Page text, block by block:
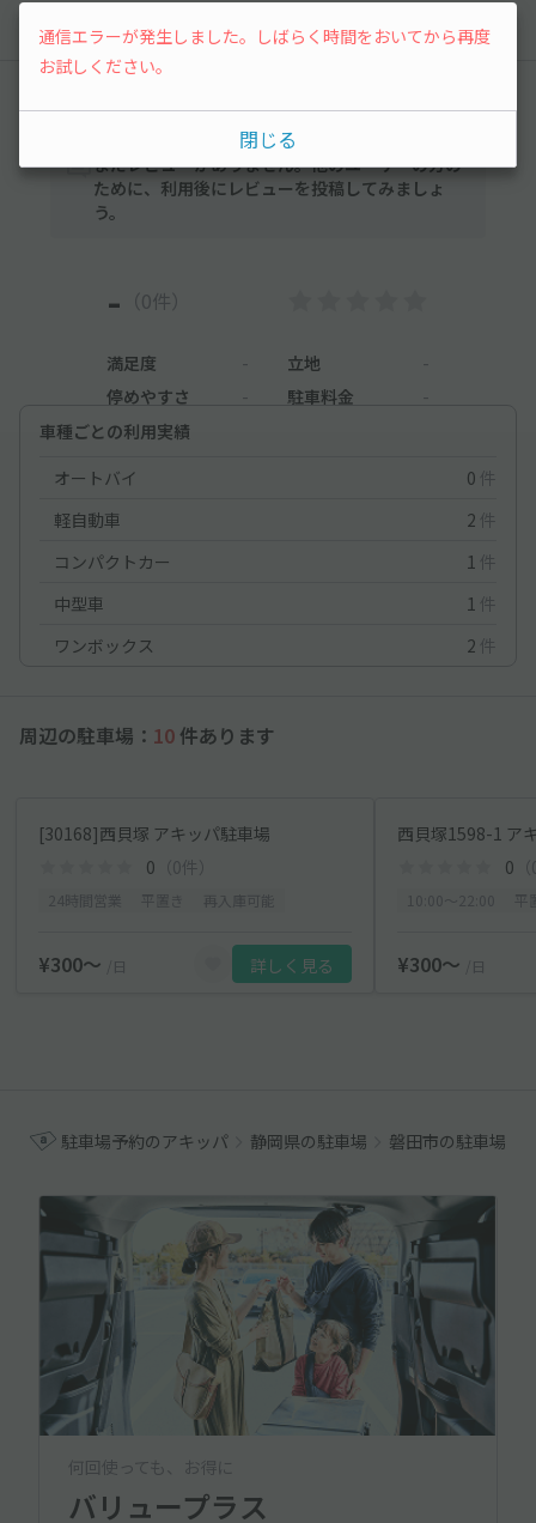
まだレビューがありません。他のユーザーの方の
ために、利用後にレビューを投稿してみましょ
う。
- （0件）
満足度 - 立地
-
停めやすさ
- 駐車料金
-
車種ごとの利用実績
オートバイ
0 件
軽自動車
2 件
コンパクトカー
1 件
中型車
1 件
ワンボックス
2 件
周辺の駐車場： 10 件あります
[30168]西貝塚 アキッパ駐車場
0 （0件）
¥300〜 /日 詳しく見る
西貝塚1598-1 ア
0
¥300〜 /日
駐車場予約のアキッパ 静岡県の駐車場 磐田市の駐車場
通信エラーが発生しました。しばらく時間をおいてから再度
お試しください。
閉じる
何回使っても、お得に
バリュープラス